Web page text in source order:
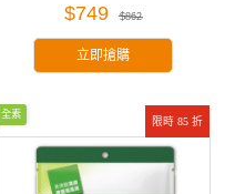
$749 $862
立即搶購
限時 85 折
全素